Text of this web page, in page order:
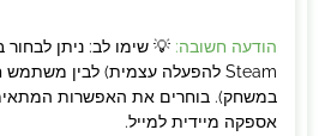
הודעה חשובה: 💡 שימו לב: ניתן לבחור
במשחק). בוחרים את האפשרות
אספקה מיידית למייל.